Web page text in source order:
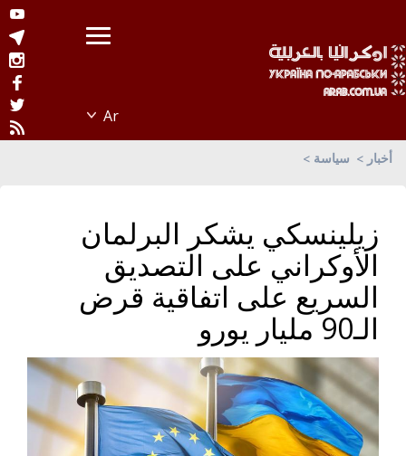
أخبار سياسة
زيلينسكي يشكر البرلمان
الأوكراني على التصديق
السريع على اتفاقية قرض
الـ90 مليار يورو